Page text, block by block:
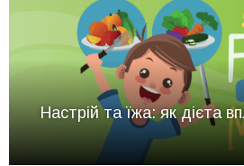
Настрій та їжа: як дієта